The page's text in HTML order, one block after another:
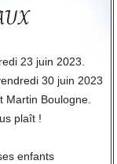
23 juin 2023.
30 juin 2023
Martin Boulogne.
plaît !
enfants